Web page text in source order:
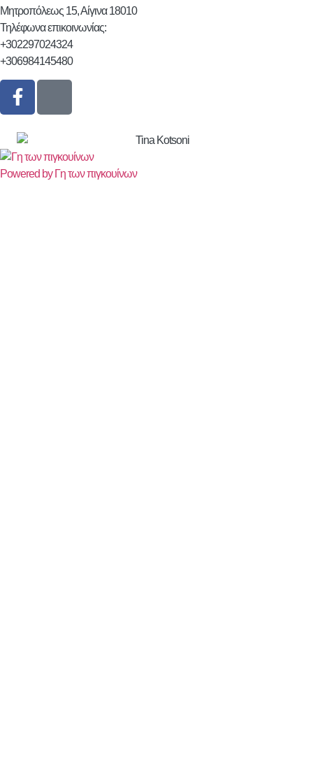
Μητροπόλεως 15, Αίγινα 18010
Τηλέφωνα επικοινωνίας:
+302297024324
+306984145480
Powered by Γη των πιγκουίνων